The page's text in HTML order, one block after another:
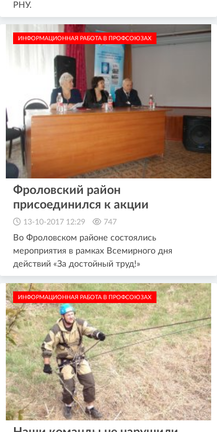
РНУ.
ИНФОРМАЦИОННАЯ РАБОТА В ПРОФСОЮЗАХ
Фроловский район
присоединился к акции
13-10-2017 12:29 747
Во Фроловском районе состоялись
мероприятия в рамках Всемирного дня
действий «За достойный труд!»
ИНФОРМАЦИОННАЯ РАБОТА В ПРОФСОЮЗАХ